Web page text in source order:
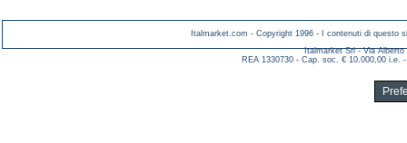
Italmarket.com - Copyright 1996 - I contenuti di questo
Italmarket Srl - Via Alberto
REA 1330730 - Cap. soc. € 10.000,00 i.e.